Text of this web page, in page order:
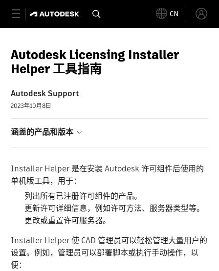
CN
Autodesk Licensing Installer
Helper 工具指南
Autodesk Support
2023年10月8日
涵盖的产品和版本
Installer Helper 是在安装 Autodesk 许可组件后使用的
单机版工具，用于：
列出所有已注册许可组件的产品。
更新许可详细信息，例如许可方法、服务器类型等。
更改或重置许可服务器。
Installer Helper 使 CAD 管理员可以轻松管理大量用户的
设置。例如，管理员可以部署脚本或执行手动操作，以
便：